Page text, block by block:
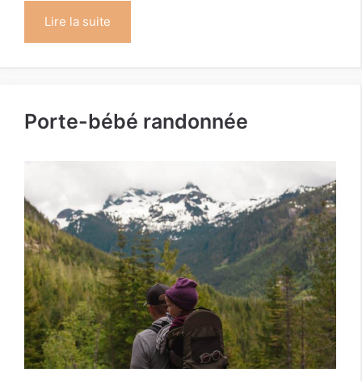
Lire la suite
Porte-bébé randonnée